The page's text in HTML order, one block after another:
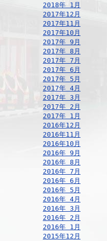
2018年 1月
2017年12月
2017年11月
2017年10月
2017年 9月
2017年 8月
2017年 7月
2017年 6月
2017年 5月
2017年 4月
2017年 3月
2017年 2月
2017年 1月
2016年12月
2016年11月
2016年10月
2016年 9月
2016年 8月
2016年 7月
2016年 6月
2016年 5月
2016年 4月
2016年 3月
2016年 2月
2016年 1月
2015年12月